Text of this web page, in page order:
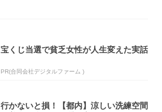
宝くじ当選で貧乏女性が人生変えた実話
PR(合同会社デジタルファーム )
行かないと損！【都内】涼しい洗練空間